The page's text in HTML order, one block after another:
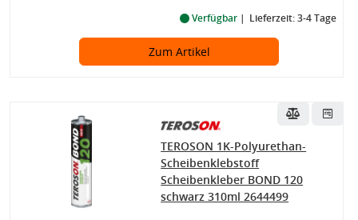
Verfügbar Lieferzeit: 3-4 Tage
Zum Artikel
TEROSON 1K-Polyurethan-
Scheibenklebstoff
Scheibenkleber BOND 120
schwarz 310ml 2644499